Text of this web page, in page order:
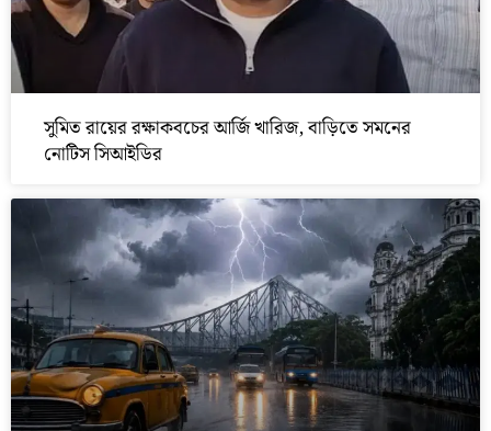
সুমিত রায়ের রক্ষাকবচের আর্জি খারিজ, বাড়িতে সমনের
নোটিস সিআইডির